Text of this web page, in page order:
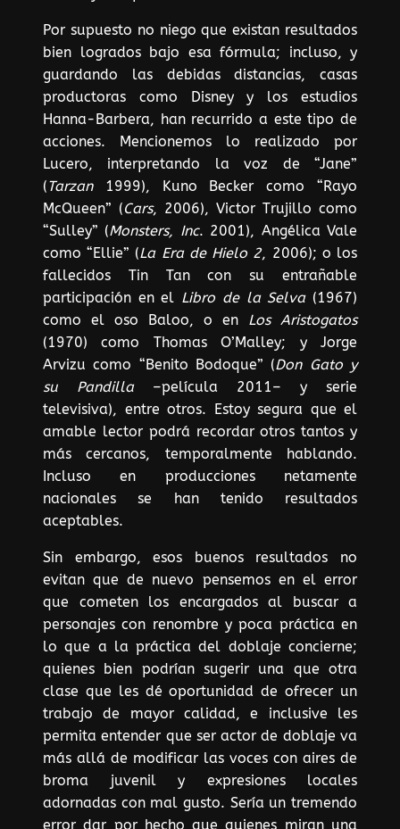
Por supuesto no niego que existan resultados
bien logrados bajo esa fórmula; incluso, y
guardando las debidas distancias, casas
productoras como Disney y los estudios
Hanna-Barbera, han recurrido a este tipo de
acciones. Mencionemos lo realizado por
Lucero, interpretando la voz de “Jane”
(Tarzan1999), Kuno Becker como “Rayo
McQueen” (Cars, 2006), Victor Trujillo como
“Sulley” (Monsters, Inc. 2001), Angélica Vale
como “Ellie” (La Era de Hielo 2, 2006); o los
fallecidos Tin Tan con su entrañable
participación en el Libro de la Selva (1967)
como el oso Baloo, o en Los Aristogatos
(1970) como Thomas O’Malley; y Jorge
Arvizu como “Benito Bodoque” (Don Gato y
su Pandilla–película 2011– y serie
televisiva), entre otros. Estoy segura que el
amable lector podrá recordar otros tantos y
más cercanos, temporalmente hablando.
Incluso en producciones netamente
nacionales se han tenido resultados
aceptables.
Sin embargo, esos buenos resultados no
evitan que de nuevo pensemos en el error
que cometen los encargados al buscar a
personajes con renombre y poca práctica en
lo que a la práctica del doblaje concierne;
quienes bien podrían sugerir una que otra
clase que les dé oportunidad de ofrecer un
trabajo de mayor calidad, e inclusive les
permita entender que ser actor de doblaje va
más allá de modificar las voces con aires de
broma juvenil y expresiones locales
adornadas con mal gusto. Sería un tremendo
error dar por hecho que quienes miran una